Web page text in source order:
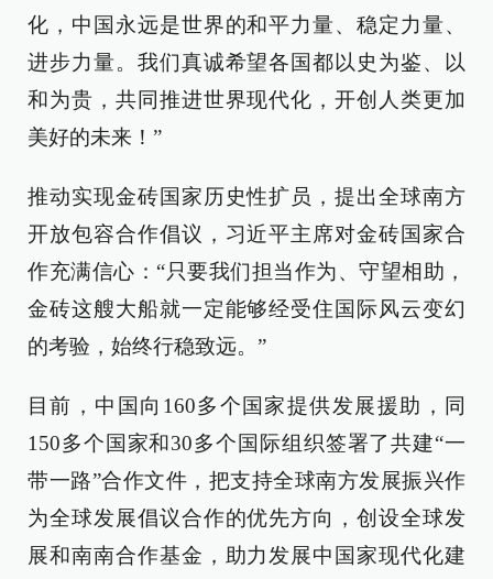
化，中国永远是世界的和平力量、稳定力量、
进步力量。我们真诚希望各国都以史为鉴、以
和为贵，共同推进世界现代化，开创人类更加
美好的未来！”
推动实现金砖国家历史性扩员，提出全球南方
开放包容合作倡议，习近平主席对金砖国家合
作充满信心：“只要我们担当作为、守望相助，
金砖这艘大船就一定能够经受住国际风云变幻
的考验，始终行稳致远。”
目前，中国向160多个国家提供发展援助，同
150多个国家和30多个国际组织签署了共建“一
带一路”合作文件，把支持全球南方发展振兴作
为全球发展倡议合作的优先方向，创设全球发
展和南南合作基金，助力发展中国家现代化建